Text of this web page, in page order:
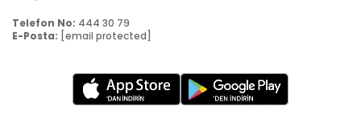
Telefon No: 444 30 79
E-Posta: [email protected]